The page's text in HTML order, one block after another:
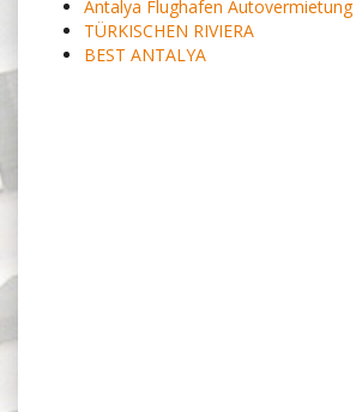
Antalya Flughafen Autovermietung
TÜRKISCHEN RIVIERA
BEST ANTALYA